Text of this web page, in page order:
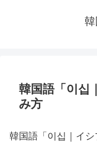
韓国語「이십
み方
韓国語「이십｜イ